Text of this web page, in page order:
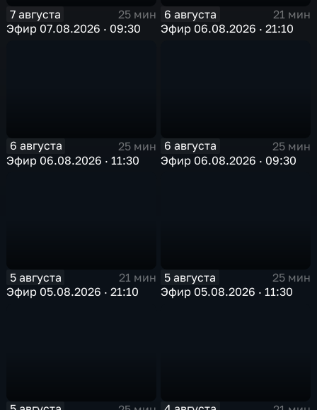
7 августа
25 мин
Эфир 07.08.2026 · 09:30
6 августа
21 мин
Эфир 06.08.2026 · 21:10
6 августа
25 мин
Эфир 06.08.2026 · 11:30
6 августа
25 мин
Эфир 06.08.2026 · 09:30
5 августа
21 мин
Эфир 05.08.2026 · 21:10
5 августа
25 мин
Эфир 05.08.2026 · 11:30